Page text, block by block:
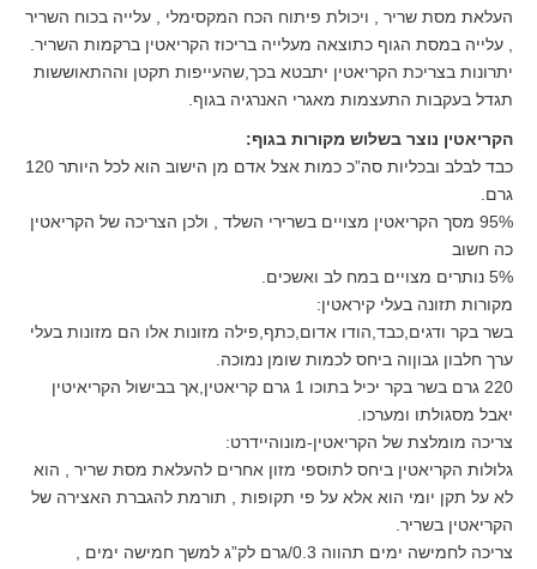
העלאת מסת שריר , ויכולת פיתוח הכח המקסימלי , עלייה בכוח השריר
, עלייה במסת הגוף כתוצאה מעלייה בריכוז הקריאטין ברקמות השריר.
יתרונות בצריכת הקריאטין יתבטא בכך,שהעייפות תקטן וההתאוששות
תגדל בעקבות התעצמות מאגרי האנרגיה בגוף.
הקריאטין נוצר בשלוש מקורות בגוף:
כבד לבלב ובכליות סה”כ כמות אצל אדם מן הישוב הוא לכל היותר 120
גרם.
95% מסך הקריאטין מצויים בשרירי השלד , ולכן הצריכה של הקריאטין
כה חשוב
5% נותרים מצויים במח לב ואשכים.
מקורות תזונה בעלי קיראטין:
בשר בקר ודגים,כבד,הודו אדום,כתף,פילה מזונות אלו הם מזונות בעלי
ערך חלבון גבוןוה ביחס לכמות שומן נמוכה.
220 גרם בשר בקר יכיל בתוכו 1 גרם קריאטין,אך בבישול הקריאיטין
יאבל מסגולתו ומערכו.
צריכה מומלצת של הקריאטין-מונוהיידרט:
גלולות הקריאטין ביחס לתוספי מזון אחרים להעלאת מסת שריר , הוא
לא על תקן יומי הוא אלא על פי תקופות , תורמת להגברת האצירה של
הקריאטין בשריר.
צריכה לחמישה ימים תהווה 0.3/גרם לק”ג למשך חמישה ימים ,